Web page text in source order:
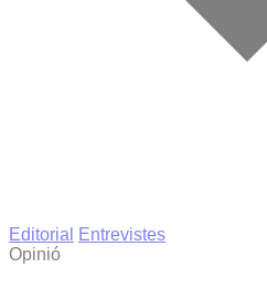
Editorial
Entrevistes
Opinió